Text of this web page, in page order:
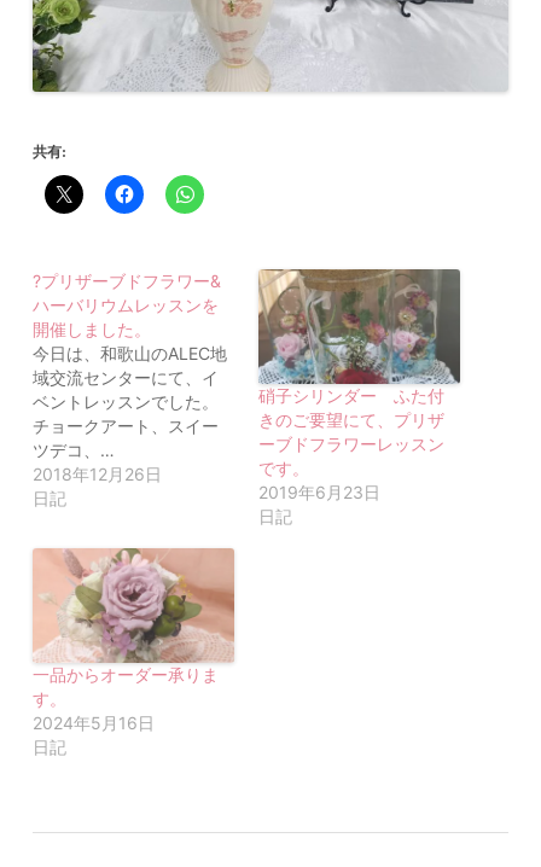
共有:
?プリザーブドフラワー&
ハーバリウムレッスンを
開催しました。
今日は、和歌山のALEC地
域交流センターにて、イ
ベントレッスンでした。
チョークアート、スイー
ツデコ、…
2018年12月26日
日記
硝子シリンダー ふた付
きのご要望にて、プリザ
ーブドフラワーレッスン
です。
2019年6月23日
日記
一品からオーダー承りま
す。
2024年5月16日
日記